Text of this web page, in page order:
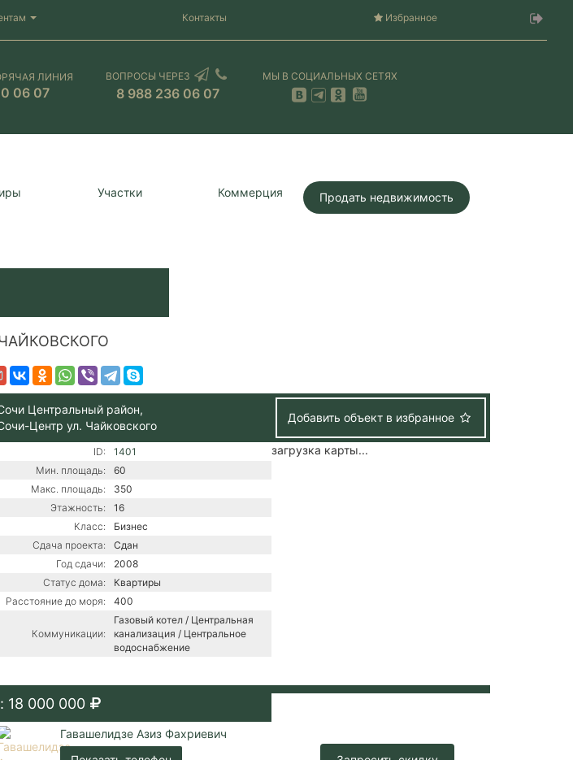
Контакты Избранное
ЛИНИЯ
06 07
ВОПРОСЫ ЧЕРЕЗ
8 988 236 06 07
МЫ В СОЦИАЛЬНЫХ СЕТЯХ
Участки Коммерция Продать недвижимость
Центральный район,
Центр ул. Чайковского
Добавить объект в избранное
ID:
1401
Мин. площадь:
60
Макс. площадь:
350
Этажность:
16
Класс:
Бизнес
Сдача проекта:
Сдан
Год сдачи:
2008
Статус дома:
Квартиры
Расстояние до моря:
400
Коммуникации:
Газовый котел / Центральная
канализация / Центральное
водоснабжение
загрузка карты...
18 000 000
Гавашелидзе Азиз Фахриевич